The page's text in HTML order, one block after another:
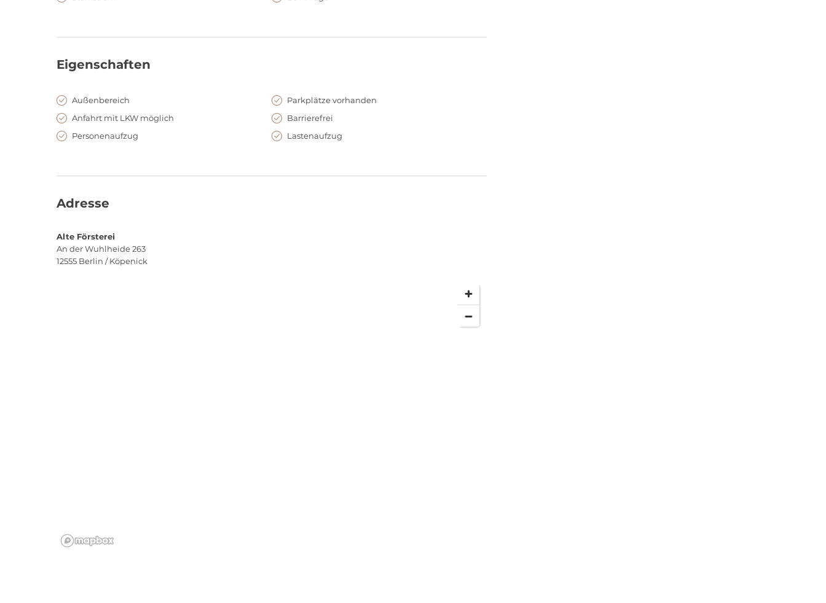
Weihnachtsfeier? Sie suchen noch eine geeignete Location für Ihr Sommerfest oder wollen einfach mal ein
Meeting für Ihr Team im besonderen Ambiente einer Tagesloge abhalten? Im Stadion An der Alten
und freut sich auf Ihre Nachricht!
Eigenschaften
Außenbereich
Parkplätze vorhanden
Anfahrt mit LKW möglich
Barrierefrei
Personenaufzug
Lastenaufzug
Adresse
Alte Försterei
An der Wuhlheide 263
12555 Berlin / Köpenick